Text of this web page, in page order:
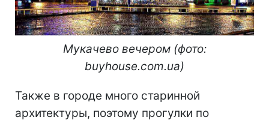
Мукачево вечером (фото:
buyhouse.com.ua)
Также в городе много старинной
архитектуры, поэтому прогулки по